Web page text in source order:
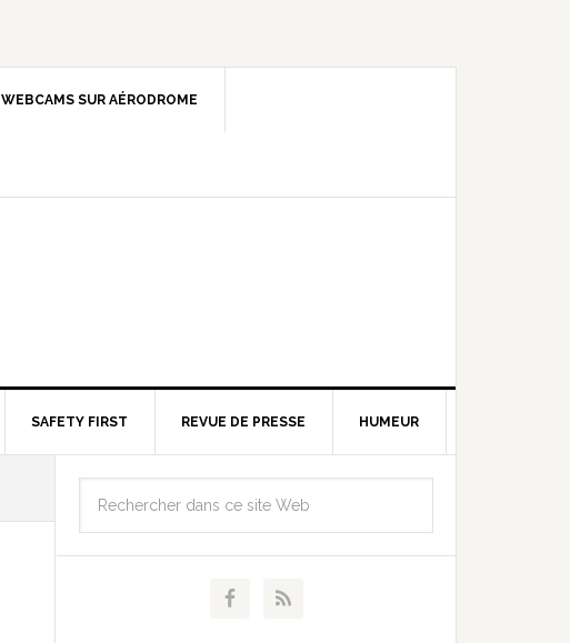
WEBCAMS SUR AÉRODROME
SAFETY FIRST REVUE DE PRESSE HUMEUR